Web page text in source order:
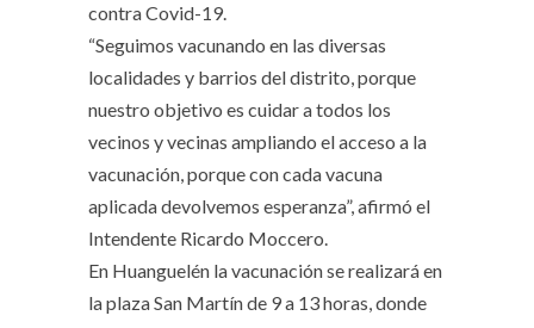
contra Covid-19.
“Seguimos vacunando en las diversas
localidades y barrios del distrito, porque
nuestro objetivo es cuidar a todos los
vecinos y vecinas ampliando el acceso a la
vacunación, porque con cada vacuna
aplicada devolvemos esperanza”, afirmó el
Intendente Ricardo Moccero.
En Huanguelén la vacunación se realizará en
la plaza San Martín de 9 a 13 horas, donde